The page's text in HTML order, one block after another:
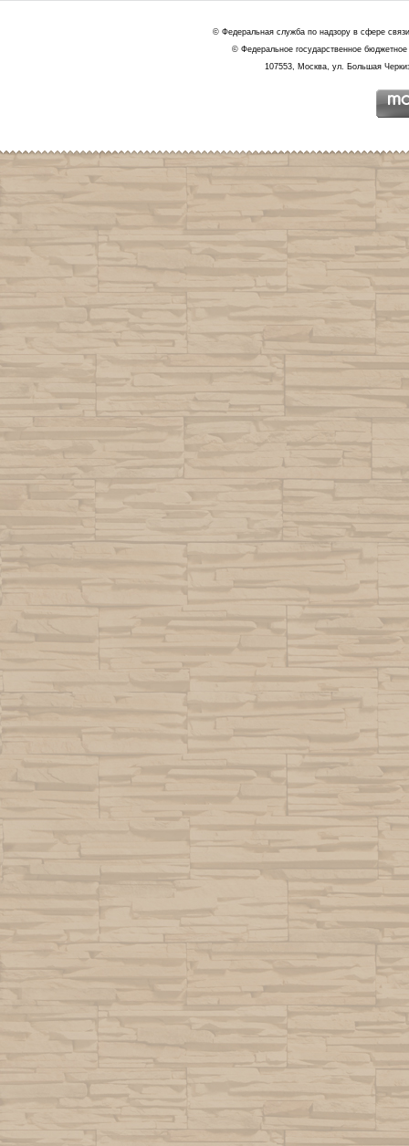
© Федеральная служба по надзору в сфере
© Федеральное государственное
107553, Москва, ул. Большая